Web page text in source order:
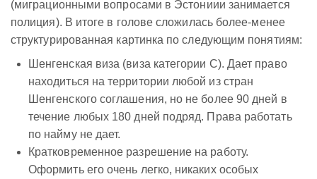
(миграционными вопросами в Эстониии занимается
полиция). В итоге в голове сложилась более-менее
структурированная картинка по следующим понятиям:
Шенгенская виза (виза категории C). Дает право
находиться на территории любой из стран
Шенгенского соглашения, но не более 90 дней в
течение любых 180 дней подряд. Права работать
по найму не дает.
Кратковременное разрешение на работу.
Оформить его очень легко, никаких особых